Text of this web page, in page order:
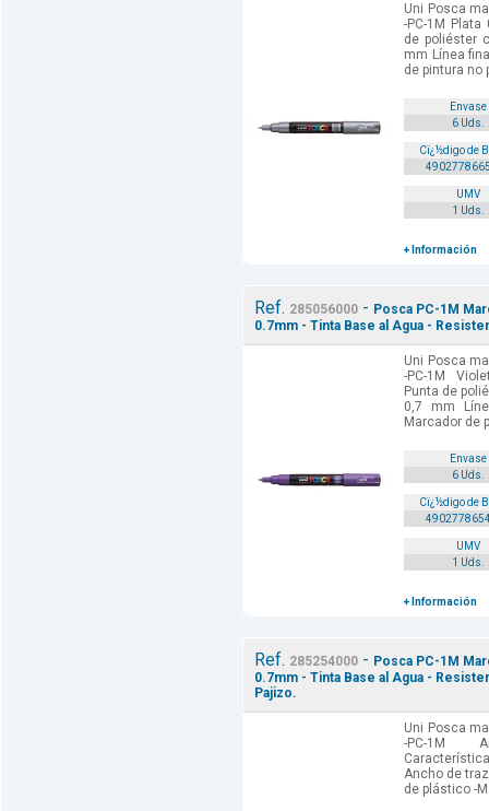
Uni Posca
-PC-1M
de poliéster
mm Línea
de pintura no
Envase
6 Uds.
Cï¿½digo de
UMV
1 Uds.
+ Información
Ref. 285056000 - Posca PC-1M
0.7mm - Tinta Base al Agua -
Uni Posca
-PC-1M
Punta de
0,7 mm
Marcador de
Envase
6 Uds.
Cï¿½digo de
UMV
1 Uds.
+ Información
Ref. 285254000 - Posca PC-1M
0.7mm - Tinta Base al Agua -
Pajizo.
Uni Posca
-PC-1M
Ancho de
de plástico -